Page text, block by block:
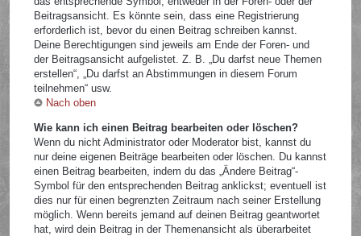
Beitragsansicht. Es könnte sein, dass eine Registrierung
erforderlich ist, bevor du einen Beitrag schreiben kannst.
Deine Berechtigungen sind jeweils am Ende der Foren- und
der Beitragsansicht aufgelistet. Z. B. „Du darfst neue Themen
erstellen“, „Du darfst an Abstimmungen in diesem Forum
teilnehmen“ usw.
Nach oben
Wie kann ich einen Beitrag bearbeiten oder löschen?
Wenn du nicht Administrator oder Moderator bist, kannst du
nur deine eigenen Beiträge bearbeiten oder löschen. Du kannst
einen Beitrag bearbeiten, indem du das „Ändere Beitrag“-
Symbol für den entsprechenden Beitrag anklickst; eventuell ist
dies nur für einen begrenzten Zeitraum nach seiner Erstellung
möglich. Wenn bereits jemand auf deinen Beitrag geantwortet
hat, wird dein Beitrag in der Themenansicht als überarbeitet